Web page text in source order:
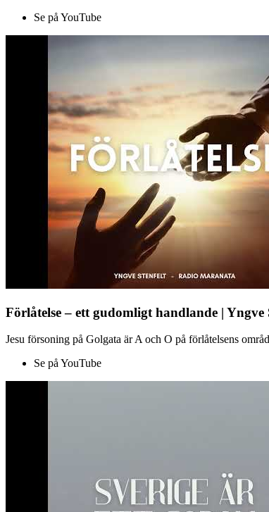
Se på YouTube
Förlåtelse – ett gudomligt handlande | Yngve
Jesu försoning på Golgata är A och O på förlåtelsens
Se på YouTube